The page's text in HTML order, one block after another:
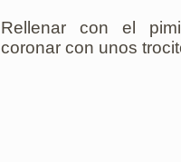
Rellenar con el
coronar con unos